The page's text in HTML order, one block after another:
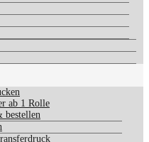
ab 1 Rolle
bestellen